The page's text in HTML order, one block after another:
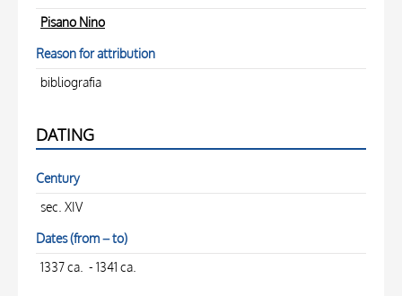
Pisano Nino
Reason for attribution
bibliografia
DATING
Century
sec. XIV
Dates (from – to)
1337 ca. - 1341 ca.